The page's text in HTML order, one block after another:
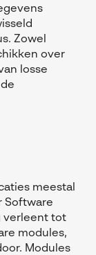
Zowel
over
losse
meestal
Software
verleent tot
modules,
Modules